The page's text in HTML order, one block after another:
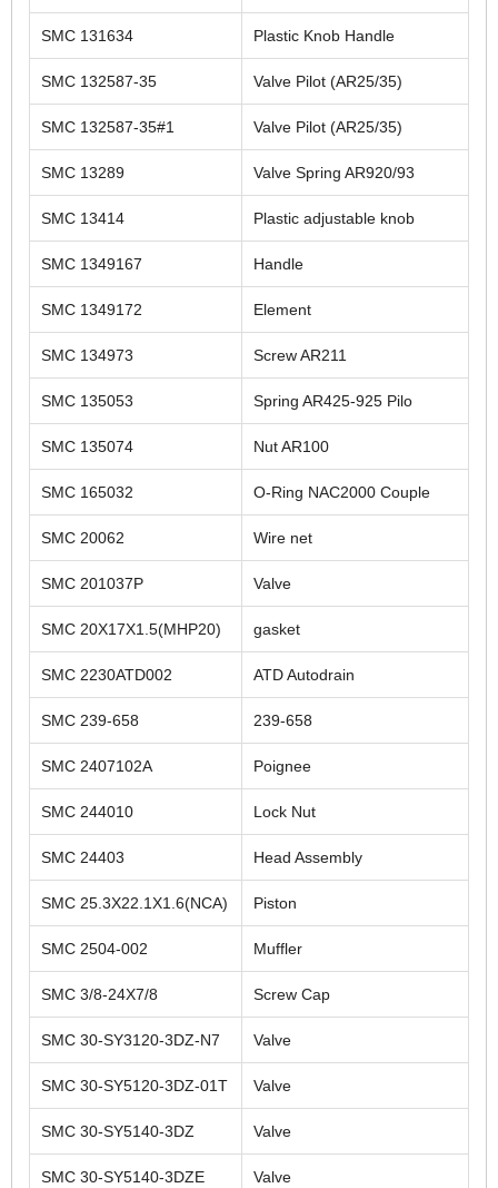
SMC 131634 Plastic Knob Handle
SMC 132587-35 Valve Pilot (AR25/35)
SMC 132587-35#1 Valve Pilot (AR25/35)
SMC 13289 Valve Spring AR920/93
SMC 13414 Plastic adjustable knob
SMC 1349167 Handle
SMC 1349172 Element
SMC 134973 Screw AR211
SMC 135053 Spring AR425-925 Pilo
SMC 135074 Nut AR100
SMC 165032 O-Ring NAC2000 Couple
SMC 20062 Wire net
SMC 201037P Valve
SMC 20X17X1.5(MHP20) gasket
SMC 2230ATD002 ATD Autodrain
SMC 239-658 239-658
SMC 2407102A Poignee
SMC 244010 Lock Nut
SMC 24403 Head Assembly
SMC 25.3X22.1X1.6(NCA) Piston
SMC 2504-002 Muffler
SMC 3/8-24X7/8 Screw Cap
SMC 30-SY3120-3DZ-N7 Valve
SMC 30-SY5120-3DZ-01T Valve
SMC 30-SY5140-3DZ Valve
SMC 30-SY5140-3DZE Valve